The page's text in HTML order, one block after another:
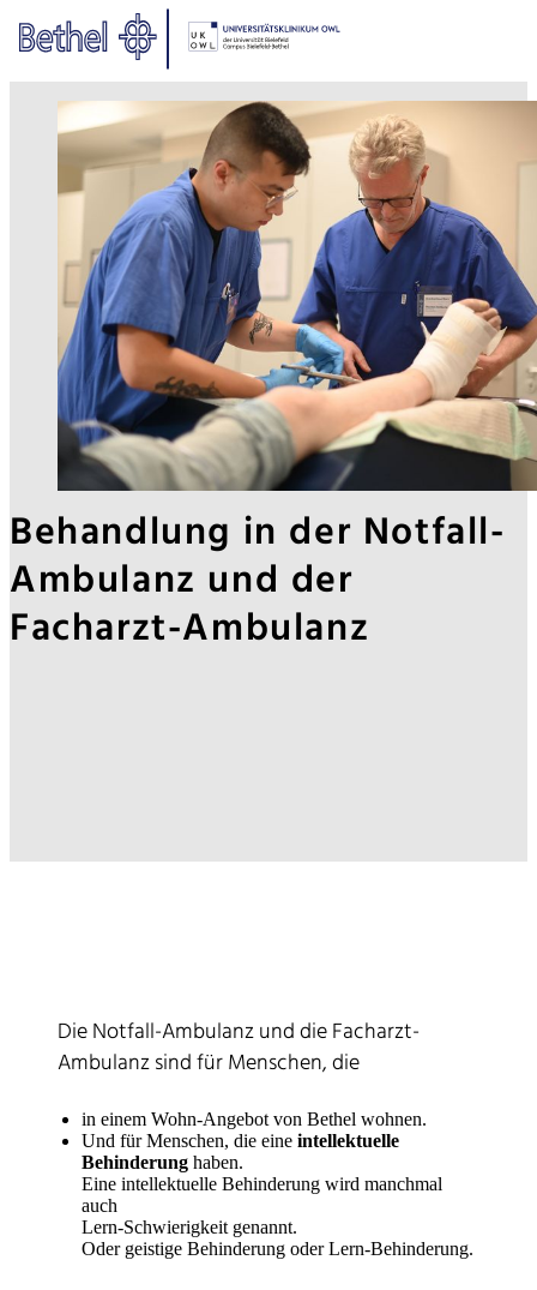
Zum Hauptinhalt springen
Zur Fußzeile springen
Bethel - Behandlung in der
Behandlung in der Notfall-
Ambulanz und der
Facharzt-Ambulanz
Die Notfall-Ambulanz und die Facharzt-
Ambulanz sind für Menschen, die
in einem Wohn-Angebot von Bethel wohnen.
Und für Menschen, die eine intellektuelle
Behinderung haben.
Eine intellektuelle Behinderung wird manchmal
auch
Lern-Schwierigkeit genannt.
Oder geistige Behinderung oder Lern-Behinderung.